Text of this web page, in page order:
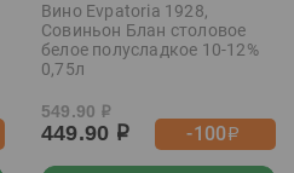
Вино Evpatoria 1928,
Совиньон Блан столовое
белое полусладкое 10-12%
0,75л
549.90 р
449.90 р -100р